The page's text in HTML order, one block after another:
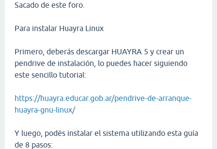
Sacado de este foro.
Para instalar Huayra Linux
Primero, deberás descargar HUAYRA 5 y crear un
pendrive de instalación, lo puedes hacer siguiendo
este sencillo tutorial:
https://huayra.educar.gob.ar/pendrive-de-arranque-
huayra-gnu-linux/
Y luego, podés instalar el sistema utilizando esta guía
de 8 pasos: